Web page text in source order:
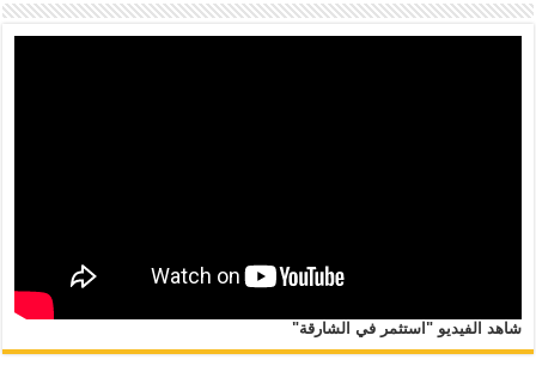
شاهد الفيديو "استثمر في الشارقة"